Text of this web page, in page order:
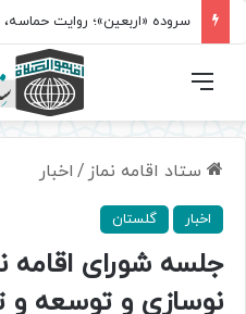
فهرست
ستاد اقامه نماز / اخبار
اخبار گلستان
جلسه شورای اقامه
نوسازی و توسعه و